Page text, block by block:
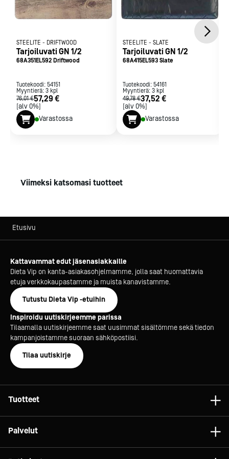
STEELITE - DRIFTWOOD
Tarjoiluvati GN 1/2
68A351EL592 Driftwood
Tuotekoodi: 54151
Myyntierä: 3 kpl
76,01 €57,29 €
[alv 0%]
Varastossa
STEELITE - SLATE
Tarjoiluvati GN 1/2
68A415EL593 Slate
Tuotekoodi: 54161
Myyntierä: 3 kpl
49,78 €37,52 €
[alv 0%]
Varastossa
Viimeksi katsomasi tuotteet
Etusivu
Kattavammat edut jäsenasiakkaille
Dieta Vip on kanta-asiakasohjelmamme, jolla saat huomattavia
etuja verkkokaupastamme ja muista kanavistamme.
Tutustu Dieta Vip -etuihin
Inspiroidu uutiskirjeemme parissa
Tilaamalla uutiskirjeemme saat uusimmat sisältömme sekä tiedon
kampanjoistamme suoraan sähköpostiisi.
Tilaa uutiskirje
Tuotteet
Palvelut
Konsultointi